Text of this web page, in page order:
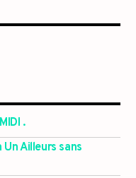
.
Ailleurs sans